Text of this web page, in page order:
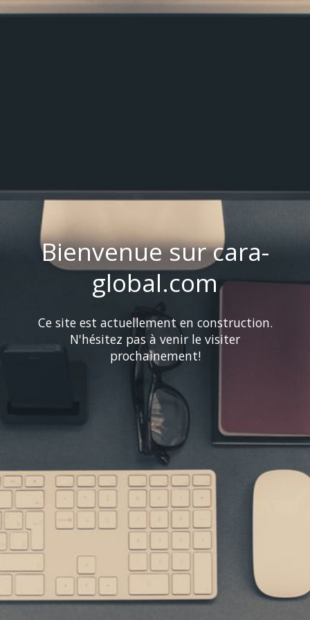
Bienvenue sur cara-
global.com
Ce site est actuellement en construction.
N'hésitez pas à venir le visiter
prochainement!